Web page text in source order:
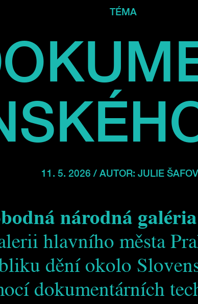
TÉMA
11. 5. 2026 / AUTOR: JULIE
národná
hlavního města
dění okolo
dokumentárních